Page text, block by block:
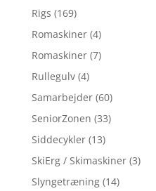
Rigs (169)
Romaskiner (4)
Romaskiner (7)
Rullegulv (4)
Samarbejder (60)
SeniorZonen (33)
Siddecykler (13)
SkiErg / Skimaskiner (3)
Slyngetræning (14)